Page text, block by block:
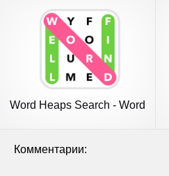
Word Heaps Search - Word
Комментарии: